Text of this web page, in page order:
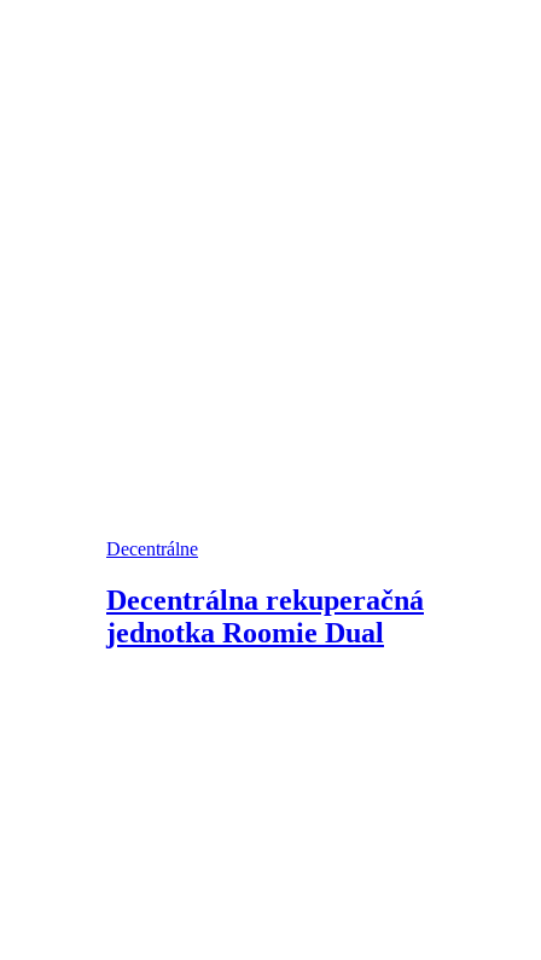
Decentrálne
Decentrálna rekuperačná
jednotka Roomie Dual